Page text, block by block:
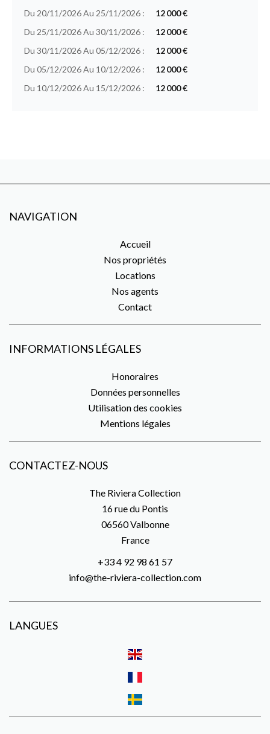
Du 20/11/2026 Au 25/11/2026 :
12 000 €
Du 25/11/2026 Au 30/11/2026 :
12 000 €
Du 30/11/2026 Au 05/12/2026 :
12 000 €
Du 05/12/2026 Au 10/12/2026 :
12 000 €
Du 10/12/2026 Au 15/12/2026 :
12 000 €
NAVIGATION
Accueil
Nos propriétés
Locations
Nos agents
Contact
INFORMATIONS LÉGALES
Honoraires
Données personnelles
Utilisation des cookies
Mentions légales
CONTACTEZ-NOUS
The Riviera Collection
16 rue du Pontis
06560Valbonne
France
+33 4 92 98 61 57
info@the-riviera-collection.com
LANGUES